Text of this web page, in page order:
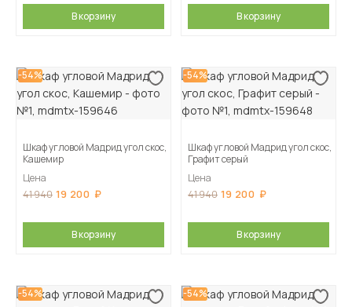
В корзину В корзину
-54%
Шкаф угловой Мадрид угол скос,
Кашемир
Цена
41 940 19 200
В корзину
-54%
Шкаф угловой Мадрид угол скос,
Графит серый
Цена
41 940 19 200
В корзину
-54% -54%